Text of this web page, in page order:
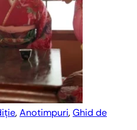
,Anotimpuri,Ghid de